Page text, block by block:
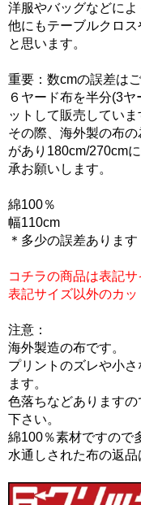
洋服やバッグなどによ
他にもテーブルクロ
と思います。
重要：数cmの誤差は
６ヤード布を半分(3
ットして販売していま
その際、海外製の布
があり180cm/270cm
承お願いします。
綿100％
幅110cm
＊多少の誤差あります
コチラの商品は表記サ
表記サイズ以外のカッ
注意：
海外製造の布です。
プリントのズレや小
ます。
色落ちなどあります
下さい。
綿100％素材ですので
水通しされた布の返品